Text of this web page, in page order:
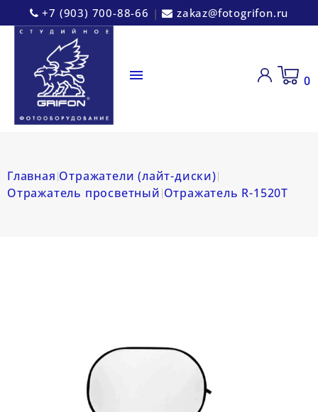
+7 (903) 700-88-66 | zakaz@fotogrifon.ru
 0
Главная Отражатели (лайт-диски)
Отражатель просветный Отражатель R-1520T